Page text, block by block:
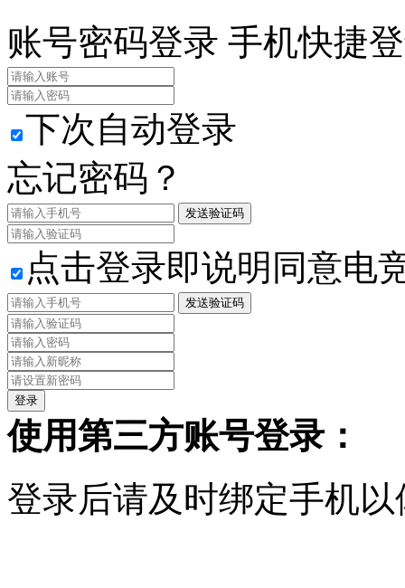
账号密码登录 手机快捷
下次自动登录
忘记密码？
发送验证码
点击登录即说明同意电
发送验证码
使用第三方账号登录：
登录后请及时绑定手机